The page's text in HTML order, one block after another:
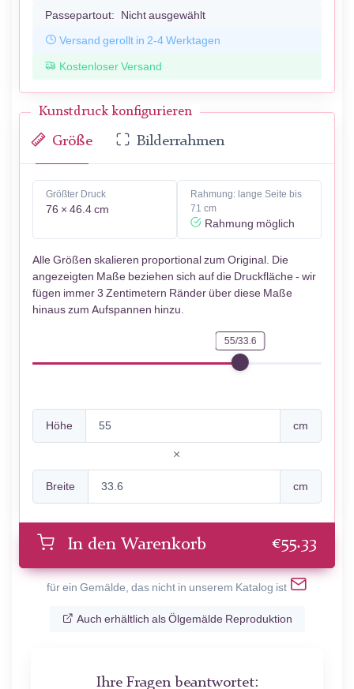
Passepartout: Nicht ausgewählt
Versand gerollt in 2-4 Werktagen
Kostenloser Versand
Kunstdruck konfigurieren
Größe Bilderrahmen
Größter Druck
76 × 46.4 cm
Rahmung: lange Seite bis
71 cm
Rahmung möglich
Alle Größen skalieren proportional zum Original. Die
angezeigten Maße beziehen sich auf die Druckfläche - wir
fügen immer 3 Zentimetern Ränder über diese Maße
hinaus zum Aufspannen hinzu.
55/33.6
Höhe cm
Breite cm
In den Warenkorb €55.33
für ein Gemälde, das nicht in unserem Katalog ist
Auch erhältlich als Ölgemälde Reproduktion
Ihre Fragen beantwortet: